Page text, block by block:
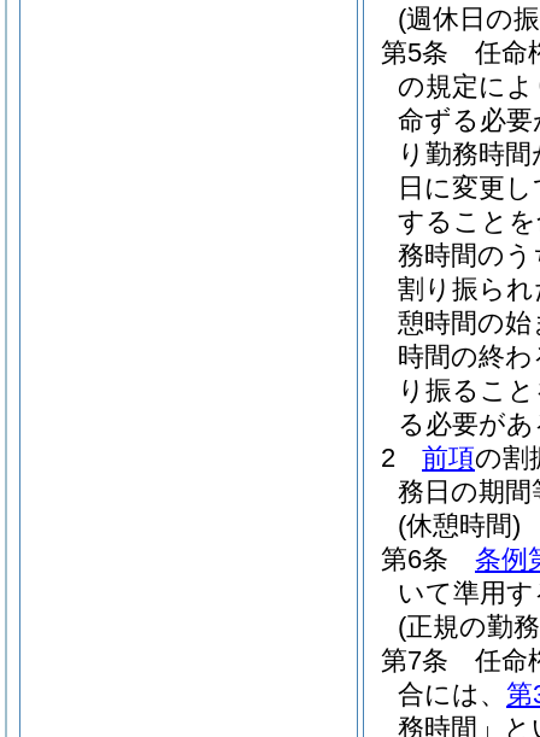
(週休日の
第5条
任命
の規定に
命ずる必
り勤務時
日に変更
すること
務時間の
割り振ら
憩時間の
時間の終
り振るこ
る必要が
2
前項の割
務日の期
(休憩時間)
第6条
条例
いて準用
(正規の勤
第7条
任命
合には、 第
務時間」と